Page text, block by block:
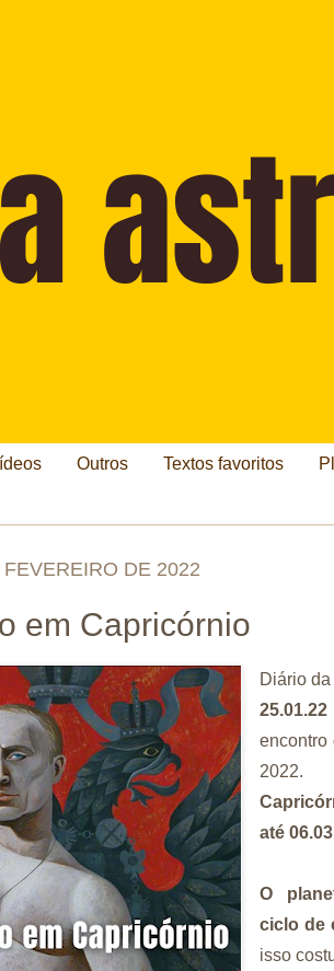
Outros Textos favoritos
DE 2022
em Capricórnio
Diário
25.01.22
encontro
2022.
até
O
ciclo de
isso